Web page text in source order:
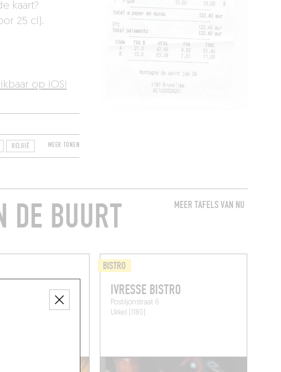
kaart?
25 cl).
op iOS!
BELGIË MEER TONEN
MEER TAFELS VAN NU
DE BUURT
BISTRO
IVRESSE BISTRO
Postiljonstraat 6
Ukkel (1180)